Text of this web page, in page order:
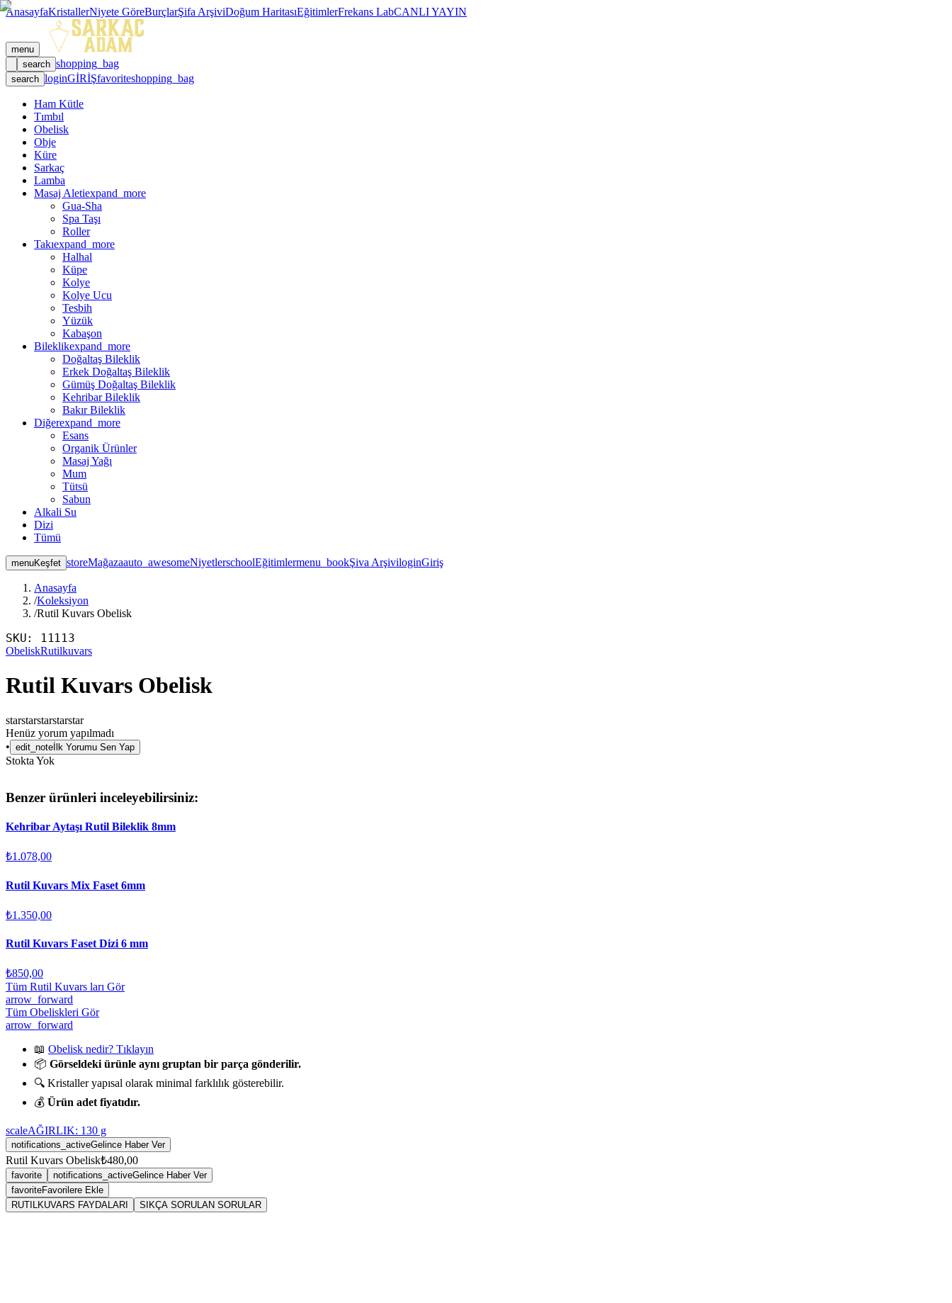
AnasayfaKristallerNiyete GöreBurçlarŞifa ArşiviDoğum HaritasıEğitimlerFrekans LabCANLI YAYIN
menu
search shopping_bag
search loginGİRİŞfavoriteshopping_bag
Ham Kütle
Tımbıl
Obelisk
Obje
Küre
Sarkaç
Lamba
Masaj Aletiexpand_more
Gua-Sha
Spa Taşı
Roller
Takıexpand_more
Halhal
Küpe
Kolye
Kolye Ucu
Tesbih
Yüzük
Kabaşon
Bileklikexpand_more
Doğaltaş Bileklik
Erkek Doğaltaş Bileklik
Gümüş Doğaltaş Bileklik
Kehribar Bileklik
Bakır Bileklik
Diğerexpand_more
Esans
Organik Ürünler
Masaj Yağı
Mum
Tütsü
Sabun
Alkali Su
Dizi
Tümü
menuKeşfet storeMağazaauto_awesomeNiyetlerschoolEğitimlermenu_bookŞiva ArşiviloginGiriş
Anasayfa
/Koleksiyon
/Rutil Kuvars Obelisk
SKU: 11113
ObeliskRutilkuvars
Rutil Kuvars Obelisk
starstarstarstarstar
Henüz yorum yapılmadı
• edit_note İlk Yorumu Sen Yap
Stokta Yok
Benzer ürünleri inceleyebilirsiniz:
Kehribar Aytaşı Rutil Bileklik 8mm
₺1.078,00
Rutil Kuvars Mix Faset 6mm
₺1.350,00
Rutil Kuvars Faset Dizi 6 mm
₺850,00
Tüm Rutil Kuvars ları Gör
arrow_forward
Tüm Obeliskleri Gör
arrow_forward
📖 Obelisk nedir? Tıklayın
📦 Görseldeki ürünle aynı gruptan bir parça gönderilir.
🔍 Kristaller yapısal olarak minimal farklılık gösterebilir.
💰 Ürün adet fiyatıdır.
scaleAĞIRLIK: 130 g
notifications_activeGelince Haber Ver
Rutil Kuvars Obelisk₺480,00
favorite notifications_activeGelince Haber Ver
favoriteFavorilere Ekle
RUTILKUVARS FAYDALARI
SIKÇA SORULAN SORULAR